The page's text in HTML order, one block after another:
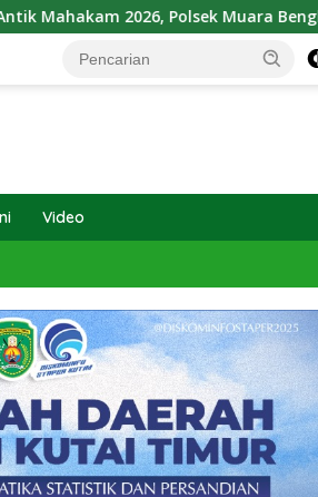
Polsek Muara Bengkal Ungkap
Video